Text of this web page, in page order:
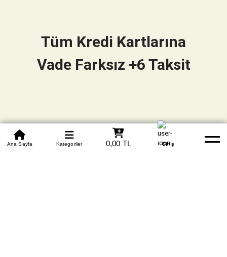
0850 305 09 70
Beden Tablosu Banka Hesapları Whatsapp Yardım
Ana Sayfa Kategoriler 0,00 TL Giriş
Tüm Kredi Kartlarına
Vade Farksız +6 Taksit